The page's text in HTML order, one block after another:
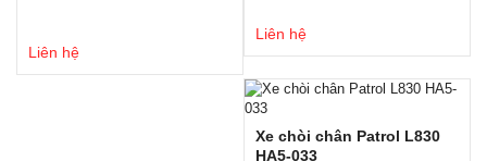
Liên hệ
Liên hệ
Xe chòi chân Patrol L830
HA5-033